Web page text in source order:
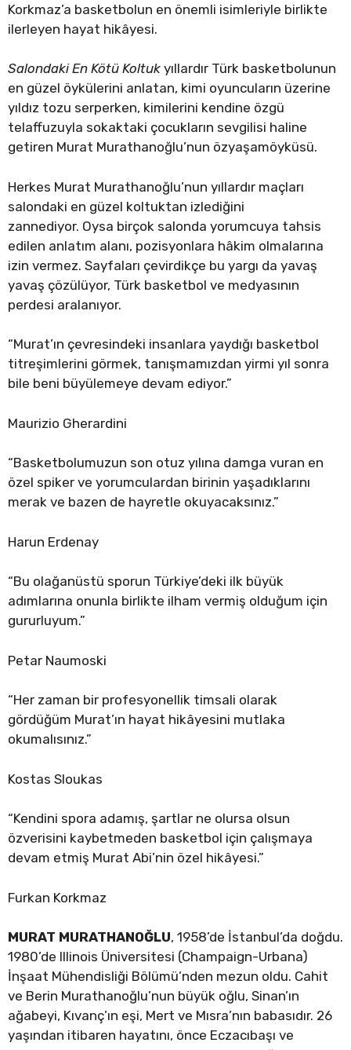
Korkmaz’a basketbolun en önemli isimleriyle birlikte
ilerleyen hayat hikâyesi.
Salondaki En Kötü Koltuk yıllardır Türk basketbolunun
en güzel öykülerini anlatan, kimi oyuncuların üzerine
yıldız tozu serperken, kimilerini kendine özgü
telaffuzuyla sokaktaki çocukların sevgilisi haline
getiren Murat Murathanoğlu’nun özyaşamöyküsü.
Herkes Murat Murathanoğlu’nun yıllardır maçları
salondaki en güzel koltuktan izlediğini
zannediyor. Oysa birçok salonda yorumcuya tahsis
edilen anlatım alanı, pozisyonlara hâkim olmalarına
izin vermez. Sayfaları çevirdikçe bu yargı da yavaş
yavaş çözülüyor, Türk basketbol ve medyasının
perdesi aralanıyor.
“Murat’ın çevresindeki insanlara yaydığı basketbol
titreşimlerini görmek, tanışmamızdan yirmi yıl sonra
bile beni büyülemeye devam ediyor.”
Maurizio Gherardini
“Basketbolumuzun son otuz yılına damga vuran en
özel spiker ve yorumculardan birinin yaşadıklarını
merak ve bazen de hayretle okuyacaksınız.”
Harun Erdenay
“Bu olağanüstü sporun Türkiye’deki ilk büyük
adımlarına onunla birlikte ilham vermiş olduğum için
gururluyum.”
Petar Naumoski
“Her zaman bir profesyonellik timsali olarak
gördüğüm Murat’ın hayat hikâyesini mutlaka
okumalısınız.”
Kostas Sloukas
“Kendini spora adamış, şartlar ne olursa olsun
özverisini kaybetmeden basketbol için çalışmaya
devam etmiş Murat Abi’nin özel hikâyesi.”
Furkan Korkmaz
MURAT MURATHANOĞLU, 1958’de İstanbul’da doğdu.
1980’de Illinois Üniversitesi (Champaign-Urbana)
İnşaat Mühendisliği Bölümü’nden mezun oldu. Cahit
ve Berin Murathanoğlu’nun büyük oğlu, Sinan’ın
ağabeyi, Kıvanç’ın eşi, Mert ve Mısra’nın babasıdır. 26
yaşından itibaren hayatını, önce Eczacıbaşı ve